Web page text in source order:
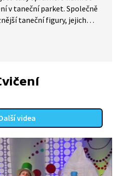
v taneční parket. Společně
taneční figury, jejich
z vás krále či královnu
tančí Tanec houbařů.
videa